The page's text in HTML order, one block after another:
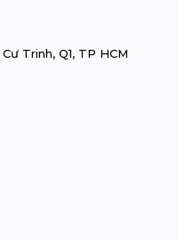
Trinh, Q1, TP HCM